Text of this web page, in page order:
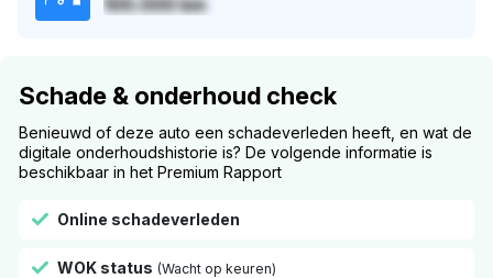
Schade & onderhoud check
Benieuwd of deze auto een schadeverleden heeft, en wat de
digitale onderhoudshistorie is? De volgende informatie is
beschikbaar in het Premium Rapport
Online schadeverleden
WOK status (Wacht op keuren)